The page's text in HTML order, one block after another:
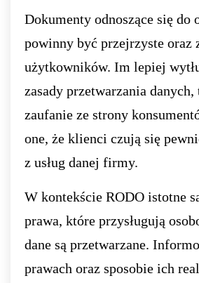
Dokumenty odnoszące się do
powinny być przejrzyste oraz
użytkowników. Im lepiej
zasady przetwarzania
zaufanie ze strony
one, że klienci czują się
z usług danej firmy.
W kontekście RODO istotne
prawa, które przysługują
dane są przetwarzane.
prawach oraz sposobie ich